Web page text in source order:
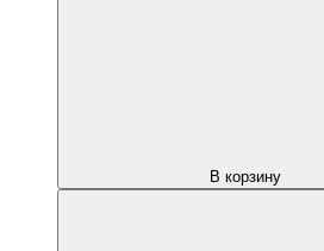
В корзину